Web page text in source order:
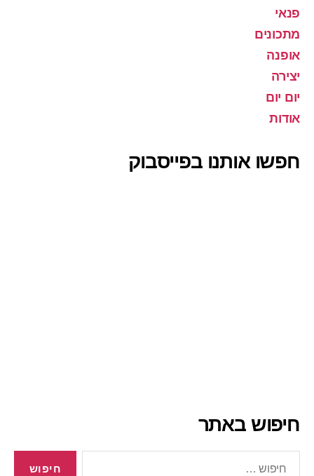
פנאי
מתכונים
אופנה
יצירה
יום יום
אודות
חפשו אותנו בפייסבוק
חיפוש באתר